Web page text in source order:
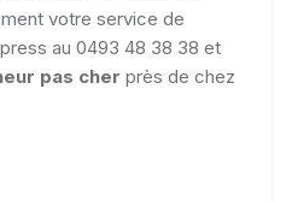
votre service de
au 0493 48 38 38 et
pas cher près de chez